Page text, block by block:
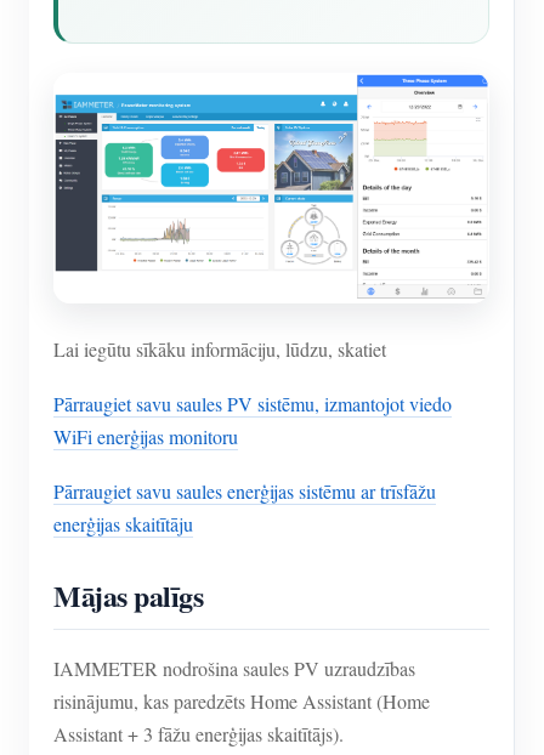
Lai iegūtu sīkāku informāciju, lūdzu, skatiet
Pārraugiet savu saules PV sistēmu, izmantojot viedo
WiFi enerģijas monitoru
Pārraugiet savu saules enerģijas sistēmu ar trīsfāžu
enerģijas skaitītāju
Mājas palīgs
IAMMETER nodrošina saules PV uzraudzības
risinājumu, kas paredzēts Home Assistant (Home
Assistant + 3 fāžu enerģijas skaitītājs).